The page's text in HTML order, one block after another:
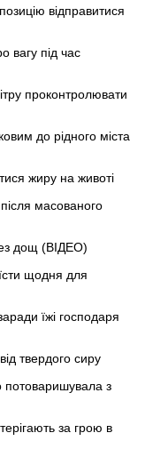
відправитися
вагу під час
проконтролювати
до рідного міста
жиру на животі
масованого
дощ (ВІДЕО)
щодня для
їжі господаря
твердого сиру
з
за грою в